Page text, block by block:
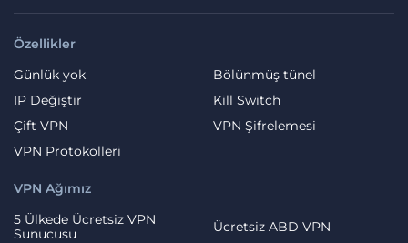
Özellikler
Günlük yok
Bölünmüş tünel
IP Değiştir
Kill Switch
Çift VPN
VPN Şifrelemesi
VPN Protokolleri
VPN Ağımız
5 Ülkede Ücretsiz VPN
Sunucusu
Ücretsiz ABD VPN